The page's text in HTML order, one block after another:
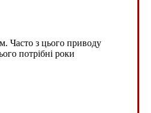
Часто з цього приводу
потрібні роки